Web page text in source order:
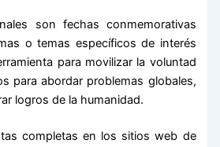
son fechas conmemorativas
o temas específicos de interés
para movilizar la voluntad
para abordar problemas globales,
logros de la humanidad.
completas en los sitios web de